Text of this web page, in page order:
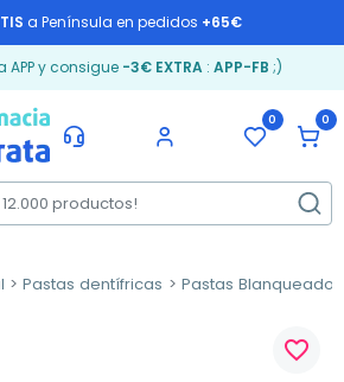
a Península en pedidos +65€
APP y consigue -3€ EXTRA: APP-FB ;)
0 0
Pastas dentífricas Pastas
favorite_border